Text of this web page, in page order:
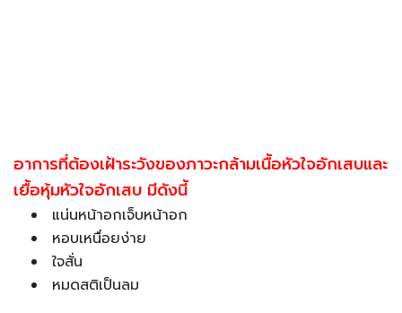
อาการที่ต้องเฝ้าระวังของภาวะกล้ามเนื้อหัวใจอักเสบและ
เยื้อหุ้มหัวใจอักเสบ มีดังนี้
แน่นหน้าอกเจ็บหน้าอก
หอบเหนื่อยง่าย
ใจสั่น
หมดสติเป็นลม